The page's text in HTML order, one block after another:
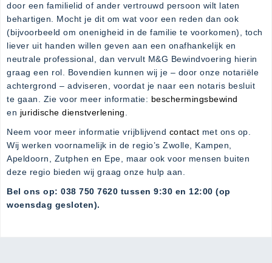
door een familielid of ander vertrouwd persoon wilt laten
behartigen. Mocht je dit om wat voor een reden dan ook
(bijvoorbeeld om onenigheid in de familie te voorkomen), toch
liever uit handen willen geven aan een onafhankelijk en
neutrale professional, dan vervult M&G Bewindvoering hierin
graag een rol. Bovendien kunnen wij je – door onze notariële
achtergrond – adviseren, voordat je naar een notaris besluit
te gaan. Zie voor meer informatie: beschermingsbewind
en juridische dienstverlening
Neem voor meer informatie vrijblijvend contact met ons op.
Wij werken voornamelijk in de regio’s Zwolle, Kampen,
Apeldoorn, Zutphen en Epe, maar ook voor mensen buiten
deze regio bieden wij graag onze hulp aan.
Bel ons op: 038 750 7620 tussen 9:30 en 12:00 (op
woensdag gesloten).